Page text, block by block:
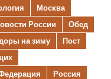
Москва
России
Обед
на зиму
Пост
Россия